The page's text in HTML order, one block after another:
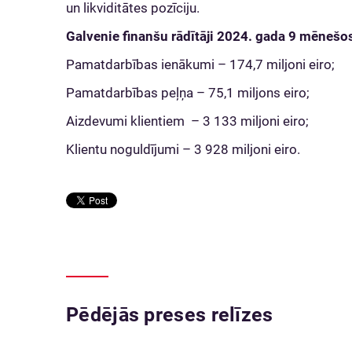
un likviditātes pozīciju.
Galvenie finanšu rādītāji 2024. gada 9
Pamatdarbības ienākumi – 174,7 miljoni eiro;
Pamatdarbības peļņa – 75,1 miljons eiro;
Aizdevumi klientiem – 3 133 miljoni eiro;
Klientu noguldījumi – 3 928 miljoni eiro.
Pēdējās preses relīzes